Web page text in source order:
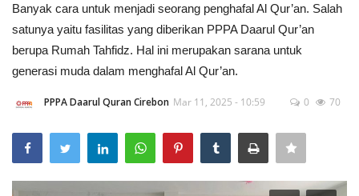
Contact
About
News
Wisuda Akbar
Kisah
Banyak cara untuk menjadi seorang penghafal Al Qur’an. Salah
satunya yaitu fasilitas yang diberikan PPPA Daarul Qur’an
berupa Rumah Tahfidz. Hal ini merupakan sarana untuk
generasi muda dalam menghafal Al Qur’an.
PPPA Daarul Quran Cirebon Mar 11, 2025 - 10:59 0 70